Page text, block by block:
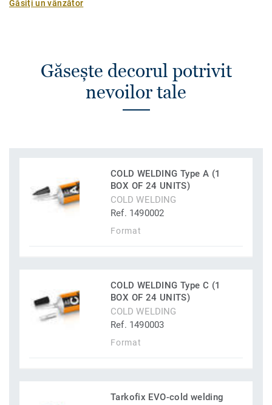
Găsiți un vânzător
Găsește decorul potrivit
nevoilor tale
COLD WELDING Type A (1
BOX OF 24 UNITS)
COLD WELDING
Ref. 1490002
Format
COLD WELDING Type C (1
BOX OF 24 UNITS)
COLD WELDING
Ref. 1490003
Format
Tarkofix EVO-cold welding